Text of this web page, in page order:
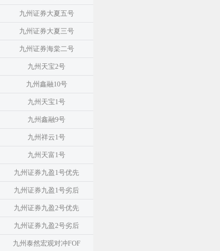
九州证券大夏五号
九州证券大夏三号
九州证券海棠二号
九州天宝2号
九州鑫融10号
九州天宝1号
九州鑫融9号
九州祥云1号
九州天富1号
九州证券九盈1号优先
九州证券九盈1号劣后
九州证券九盈2号优先
九州证券九盈2号劣后
九州泰然宏观对冲FOF